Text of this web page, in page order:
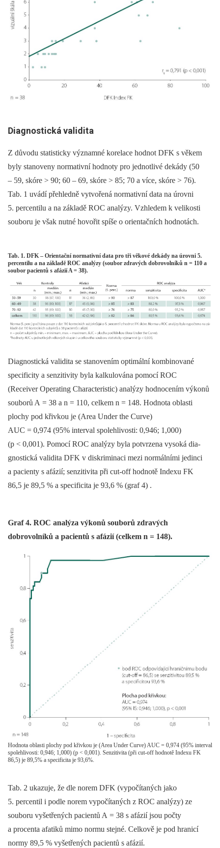
Dia­gnostická validita
Z důvodu statisticky významné korelace hodnot DFK s věkem
byly stanoveny normativní hodnoty pro jednotlivé dekády (50
–⁠ 59, skóre > 90; 60 –⁠ 69, skóre > 85; 70 a více, skóre > 76).
Tab. 1 uvádí přehledně vytvořená normativní data na úrovni
5. percentilu a na základě ROC analýzy. Vzhledem k velikosti
souboru je však nutné hovořit spíše o orientačních hodnotách.
Tab. 1. DFK – Orientační normativní data pro tři věkové dekády na úrovni 5.
percentilu a na základě ROC analýzy (soubor zdravých dobrovolníků n = 110 a
soubor pacientů s afázií A = 38).
Dia­gnostická validita se stanovením optimální kombinované
specificity a senzitivity byla kalkulována pomocí ROC
(Receiver Operating Characteristic) analýzy hodnocením výkonů
souborů A = 38 a n = 110, celkem n = 148. Hodnota oblasti
plochy pod křivkou je (Area Under the Curve)
AUC = 0,974 (95% interval spolehlivosti: 0,946; 1,000)
(p < 0,001). Pomocí ROC analýzy byla potvrzena vysoká dia­
gnostická validita DFK v diskriminaci mezi normálními jedinci
a pa­cienty s afázií; senzitivita při cut‑off hodnotě Indexu FK
86,5 je 89,5 % a specificita je 93,6 % (graf 4) .
Graf 4. ROC analýza výkonů souborů zdravých
dobrovolníků a pacientů s afázií (celkem n = 148).
Hodnota oblasti plochy pod křivkou je (Area Under Curve) AUC = 0,974 (95% interval
spolehlivosti: 0,946; 1,000) (p < 0,001). Senzitivita (při cut-off hodnotě Indexu FK
86,5) je 89,5% a specificita je 93,6%.
Tab. 2 ukazuje, že dle norem DFK (vypočítaných jako
5. percentil i podle norem vypočítaných z ROC analýzy) ze
souboru vyšetřených pa­cientů A = 38 s afázií jsou počty
a procenta afatiků mimo normu stejné. Celkově je pod hranicí
normy 89,5 % vyšetřených pa­cientů s afázií.